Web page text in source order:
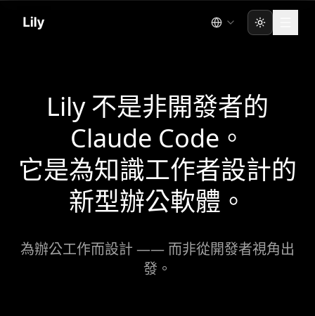
Toggle
Lily 不是非開發者的
Claude Code。
它是為知識工作者設計的
新型辦公軟體。
為辦公工作而設計 —— 而非從開發者視角出
發。